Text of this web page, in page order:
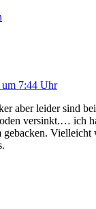
7:44 Uhr
aber lei­der sind
ver­sinkt.… ich
geba­cken. Viel­leicht